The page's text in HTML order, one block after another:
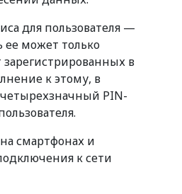
для пользователя —
ее может только
в
к этому, в
PIN-
смартфонах и
к сети